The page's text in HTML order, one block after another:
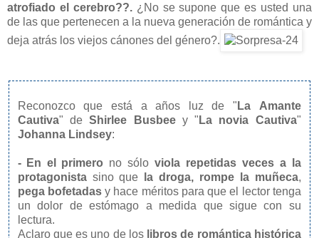
atrofiado el cerebro??.¿No se supone que es usted una
de las que pertenecen a la nueva generación de romántica y
deja atrás los viejos cánones del género?.
Reconozco que está a años luz de " La Amante
Cautiva" deShirlee Busbee y " La novia Cautiva"
Johanna Lindsey:
- En el primero no sólo viola repetidas veces a la
protagonistasino que la droga,rompe la muñeca,
pega bofetadasy hace méritos para que el lector tenga
un dolor de estómago a medida que sigue con su
lectura.
Aclaro que es uno de los libros de romántica histórica